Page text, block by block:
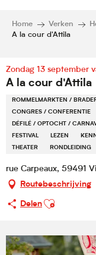
Home Verken
A la cour d'Attila
Zondag 13 september
A la cour d'Attila
ROMMELMARKTEN /
CONGRES / CONFERENTIE
DÉFILÉ / OPTOCHT /
FESTIVAL
LEZEN
THEATER
RONDLEIDING
rue Carpeaux, 59491
Routebeschrijving
Delen
Ajouter aux